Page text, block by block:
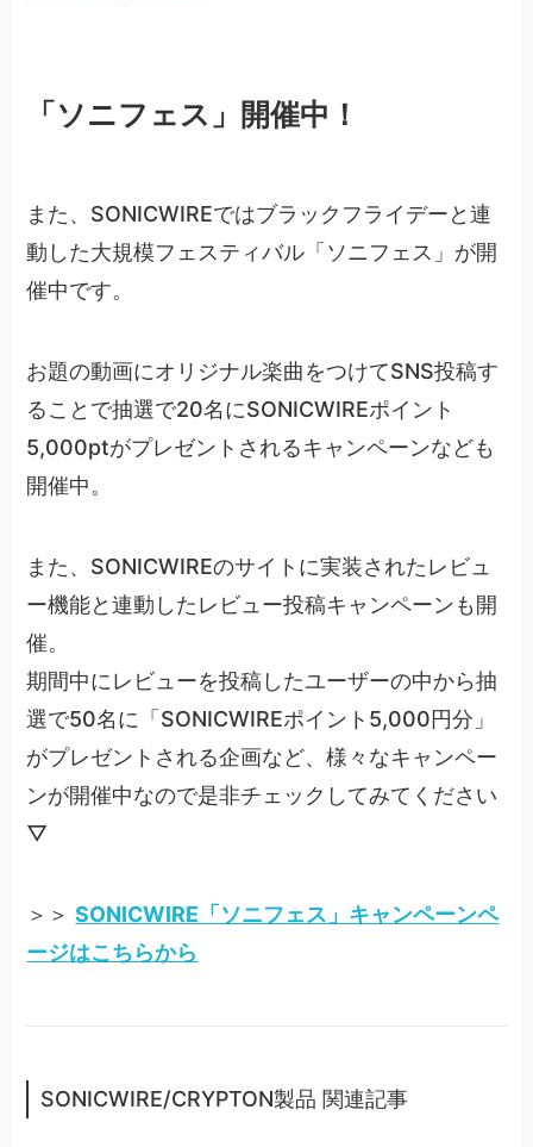
「ソニフェス」開催中！
また、SONICWIREではブラックフライデーと連
動した大規模フェスティバル「ソニフェス」が開
催中です。
お題の動画にオリジナル楽曲をつけてSNS投稿す
ることで抽選で20名にSONICWIREポイント
5,000ptがプレゼントされるキャンペーンなども
開催中。
また、SONICWIREのサイトに実装されたレビュ
ー機能と連動したレビュー投稿キャンペーンも開
催。
期間中にレビューを投稿したユーザーの中から抽
選で50名に「SONICWIREポイント5,000円分」
がプレゼントされる企画など、様々なキャンペー
ンが開催中なので是非チェックしてみてください
▽
＞＞SONICWIRE「ソニフェス」キャンペーンペ
ージはこちらから
SONICWIRE/CRYPTON製品 関連記事